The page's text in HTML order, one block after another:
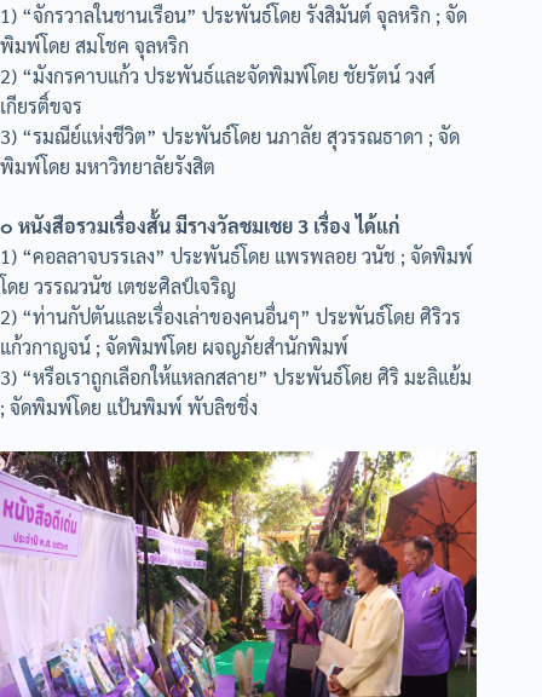
1) “จักรวาลในชานเรือน” ประพันธ์โดย รังสิมันต์ จุลหริก ; จัด
พิมพ์โดย สมโชค จุลหริก
2) “มังกรคาบแก้ว ประพันธ์และจัดพิมพ์โดย ชัยรัตน์ วงศ์
เกียรติ์ขจร
3) “รมณีย์แห่งชีวิต” ประพันธ์โดย นภาลัย สุวรรณธาดา ; จัด
พิมพ์โดย มหาวิทยาลัยรังสิต
๐ หนังสือรวมเรื่องสั้น มีรางวัลชมเชย 3 เรื่อง ได้แก่
1) “คอลลาจบรรเลง” ประพันธ์โดย แพรพลอย วนัช ; จัดพิมพ์
โดย วรรณวนัช เตชะศิลป์เจริญ
2) “ท่านกัปตันและเรื่องเล่าของคนอื่นๆ” ประพันธ์โดย ศิริวร
แก้วกาญจน์ ; จัดพิมพ์โดย ผจญภัยสำนักพิมพ์
3) “หรือเราถูกเลือกให้แหลกสลาย” ประพันธ์โดย ศิริ มะลิแย้ม
; จัดพิมพ์โดย แป้นพิมพ์ พับลิชชิ่ง